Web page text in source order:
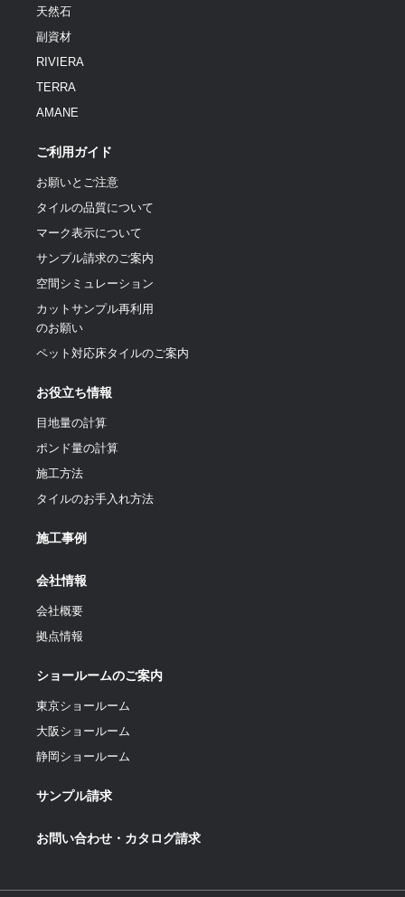
天然石
副資材
RIVIERA
TERRA
AMANE
ご利用ガイド
お願いとご注意
タイルの品質について
マーク表示について
サンプル請求のご案内
空間シミュレーション
カットサンプル再利用
のお願い
ペット対応床タイルのご案内
お役立ち情報
目地量の計算
ポンド量の計算
施工方法
タイルのお手入れ方法
施工事例
会社情報
会社概要
拠点情報
ショールームのご案内
東京ショールーム
大阪ショールーム
静岡ショールーム
サンプル請求
お問い合わせ・カタログ請求